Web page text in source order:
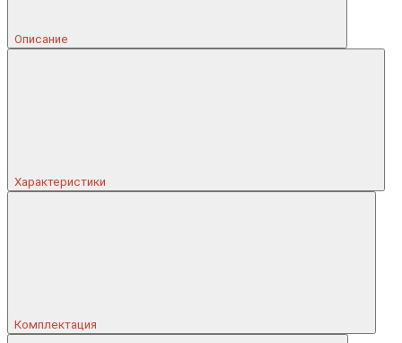
Описание
Характеристики
Комплектация